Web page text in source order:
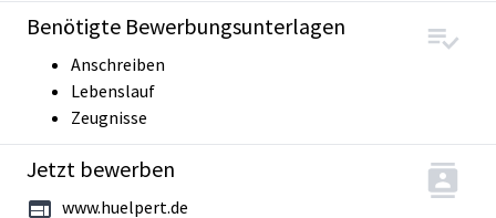
Benötigte Bewerbungsunterlagen
Anschreiben
Lebenslauf
Zeugnisse
Jetzt bewerben
www.huelpert.de